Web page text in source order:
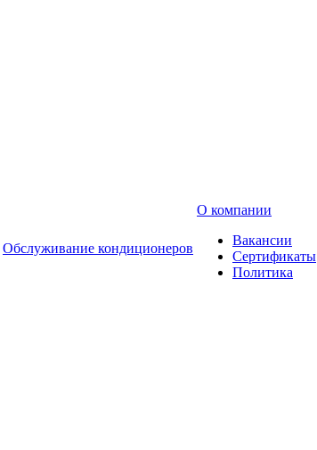
Обслуживание кондиционеров
О компании
Вакансии
Сертификаты
Политика